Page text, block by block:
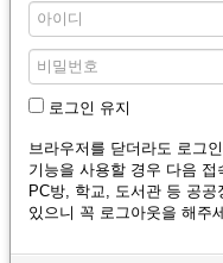
로그인 유지
브라우저를 닫더라도 로그
기능을 사용할 경우 다음
PC방, 학교, 도서관 등 공
있으니 꼭 로그아웃을 해주